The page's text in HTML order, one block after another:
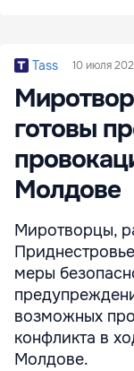
Tass 10 июля
готовы
Молдове
Миротворцы,
меры
возможных
конфликта в
Молдове.